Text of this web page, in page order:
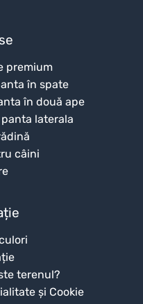
premium
în spate
în două ape
laterala
câini
terenul?
și Cookie